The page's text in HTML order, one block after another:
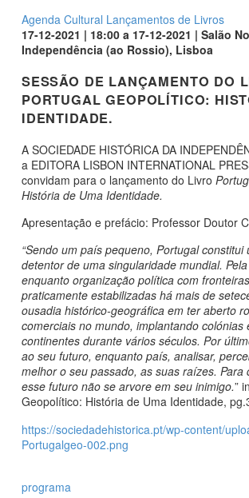
Agenda Cultural Lançamentos de Livros
17-12-2021 | 18:00 a 17-12-2021 | Salão
Independência (ao Rossio), Lisboa
SESSÃO DE LANÇAMENTO DO
PORTUGAL GEOPOLÍTICO:
IDENTIDADE.
A SOCIEDADE HISTÓRICA DA
a EDITORA LISBON INTERNATIONAL
convidam para o lançamento do Livro
História de Uma Identidade.
Apresentação e prefácio: Professor Doutor
“Sendo um país pequeno, Portugal constitui
detentor de uma singularidade mundial.
enquanto organização política com
praticamente estabilizadas há mais de
ousadia histórico-geográfica em ter aberto
comerciais no mundo, implantando colónias
continentes durante vários séculos. Por
ao seu futuro, enquanto país, analisar,
melhor o seu passado, as suas raízes. Para
esse futuro não se arvore em seu inimigo.”
Geopolítico: História de Uma Identidade,
https://sociedadehistorica.pt/wp-content/
Portugalgeo-002.png
programa